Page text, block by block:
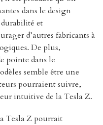
dans le design
et
d’autres fabricants à
De plus,
pointe dans le
semble être une
pourraient suivre,
intuitive de la Tesla Z.
Tesla Z pourrait